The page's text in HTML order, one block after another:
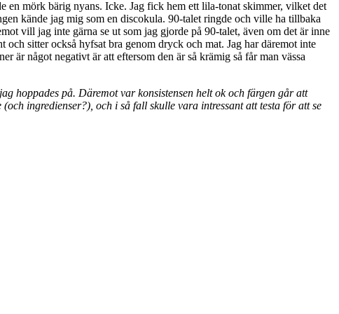
en mörk bärig nyans. Icke. Jag fick hem ett lila-tonat skimmer, vilket det
kände jag mig som en discokula. 90-talet ringde och ville ha tillbaka
vill jag inte gärna se ut som jag gjorde på 90-talet, även om det är inne
sitter också hyfsat bra genom dryck och mat. Jag har däremot inte
är något negativt är att eftersom den är så krämig så får man vässa
hoppades på. Däremot var konsistensen helt ok och färgen går att
ingredienser?), och i så fall skulle vara intressant att testa för att se